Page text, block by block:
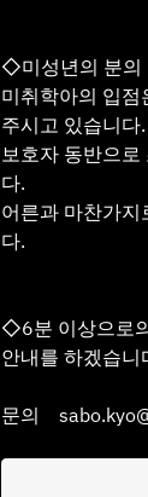
◇미성년의 분의
미취학아의 입점
주시고 있습니다.
보호자 동반으로
다.
어른과 마찬가
다.
◇6분 이상으로
안내를 하겠습니
문의